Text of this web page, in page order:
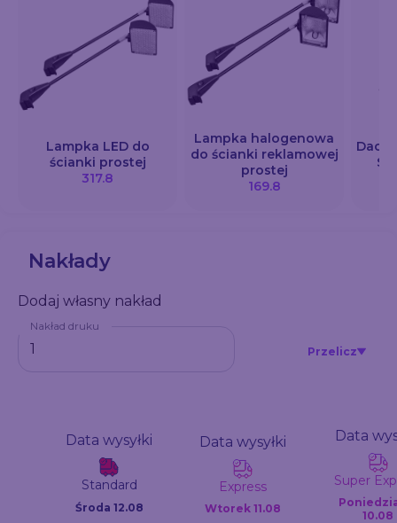
Lampka LED do
ścianki prostej
317.8
Lampka halogenowa
do ścianki reklamowej
prostej
169.8
Dach
Nakłady
Dodaj własny nakład
Nakład druku
Przelicz
Data wysyłki
Standard
Środa 12.08
Data wysyłki
Express
Wtorek 11.08
Data
Super
10.08